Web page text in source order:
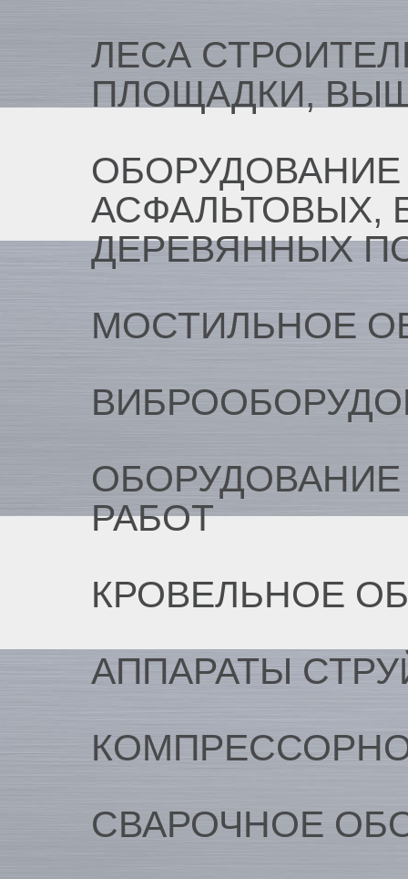
ЛЕСА
ПЛОЩАДКИ,
АСФАЛЬТОВЫХ,
ДЕРЕВЯННЫХ
МОСТИЛЬНОЕ
РАБОТ
КРОВЕЛЬНОЕ
АППАРАТЫ
СВАРОЧНОЕ